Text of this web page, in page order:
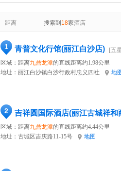
距离 搜索到 18家酒店
1 青普文化行馆(丽江白沙店)
[五
区域：距离九鼎龙潭的直线距离约1.98公里
地址： 丽江白沙镇白沙行政村忠义四社 地
2 吉祥圆国际酒店(丽江古城祥和
区域：距离九鼎龙潭的直线距离约4.44公里
地址： 古城区吉庆路11-15号 地图